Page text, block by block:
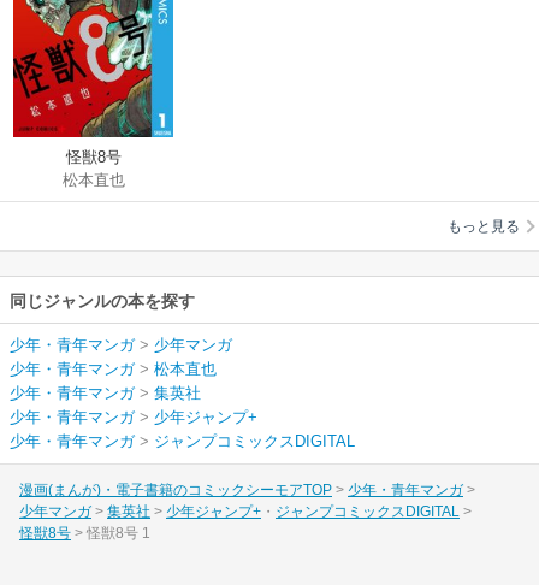
怪獣8号
松本直也
もっと見る
同じジャンルの本を探す
少年・青年マンガ> 少年マンガ
少年・青年マンガ> 松本直也
少年・青年マンガ> 集英社
少年・青年マンガ> 少年ジャンプ+
少年・青年マンガ> ジャンプコミックスDIGITAL
漫画(まんが)・電子書籍のコミックシーモアTOP
少年・青年マンガ
少年マンガ
集英社 少年ジャンプ+
ジャンプコミックスDIGITAL
怪獣8号
怪獣8号 1